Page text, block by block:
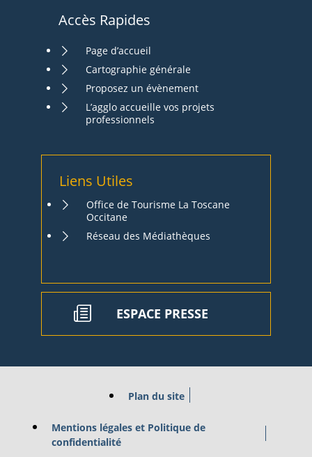
Accès Rapides
Page d’accueil
Cartographie générale
Proposez un évènement
L’agglo accueille vos projets
professionnels
Liens Utiles
Office de Tourisme La Toscane
Occitane
Réseau des Médiathèques
ESPACE PRESSE
Plan du site
Mentions légales et Politique de
confidentialité